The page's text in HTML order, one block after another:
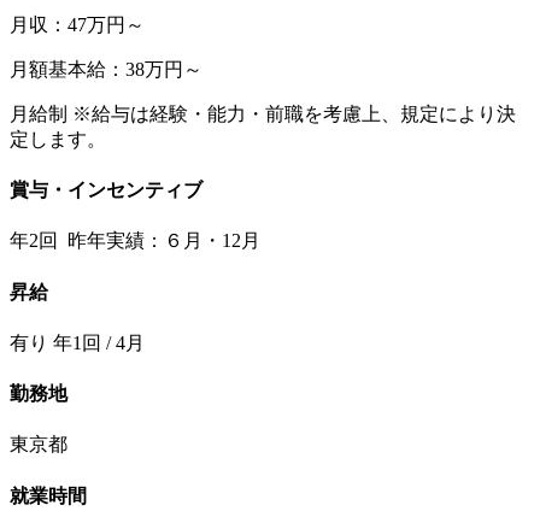
月収：47万円～
月額基本給：38万円～
月給制 ※給与は経験・能力・前職を考慮上、規定により決
定します。
賞与・インセンティブ
年2回 昨年実績：６月・12月
昇給
有り 年1回 / 4月
勤務地
東京都
就業時間